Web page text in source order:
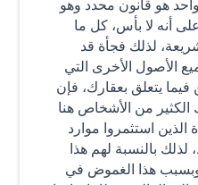
هو قانون محدد وهو
أنه لا بأس، كل ما
لذلك فجأة قد
الأصول الأخرى التي
يتعلق بعقارك، فإن
من الأشخاص هنا
الذين استثمروا موارد
لذلك بالنسبة لهم هذا
وبسبب هذا الغموض في